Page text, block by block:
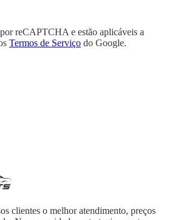
reCAPTCHA e estão aplicáveis a
Termos de Serviço do Google.
clientes o melhor atendimento, preços